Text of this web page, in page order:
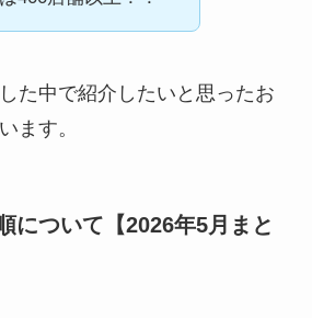
た中で紹介したいと思ったお
ます。
について【2026年5月まと